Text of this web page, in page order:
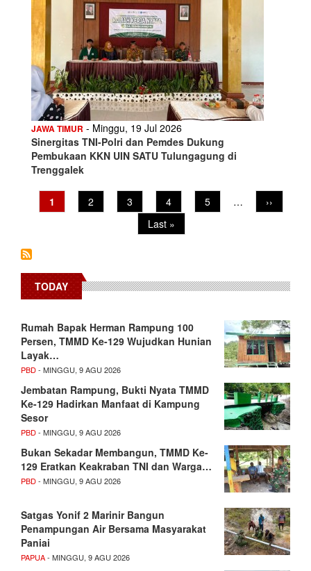
JAWA TIMUR - Minggu, 19 Jul 2026
Sinergitas TNI-Polri dan Pemdes Dukung
Pembukaan KKN UIN SATU Tulungagung di
Trenggalek
Pagination
Current
page
1 Page
2 Page
3 Page
4 Page
5 …
Next
page
››
Last
page
Last »
TODAY
Rumah Bapak Herman Rampung 100
Persen, TMMD Ke-129 Wujudkan Hunian
Layak…
PBD- MINGGU, 9 AGU 2026
Jembatan Rampung, Bukti Nyata TMMD
Ke-129 Hadirkan Manfaat di Kampung
Sesor
PBD- MINGGU, 9 AGU 2026
Bukan Sekadar Membangun, TMMD Ke-
129 Eratkan Keakraban TNI dan Warga…
PBD- MINGGU, 9 AGU 2026
Satgas Yonif 2 Marinir Bangun
Penampungan Air Bersama Masyarakat
Paniai
PAPUA- MINGGU, 9 AGU 2026